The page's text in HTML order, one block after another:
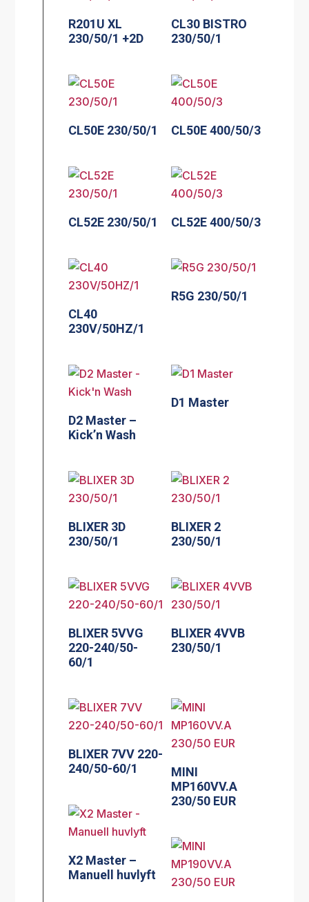
R201U XL
230/50/1 +2D
CL30 BISTRO
230/50/1
CL50E 230/50/1 CL50E 400/50/3
CL52E 230/50/1 CL52E 400/50/3
CL40
230V/50HZ/1
R5G 230/50/1
D2 Master –
Kick’n Wash
D1 Master
BLIXER 3D
230/50/1
BLIXER 2
230/50/1
BLIXER 5VVG
220-240/50-
60/1
BLIXER 4VVB
230/50/1
BLIXER 7VV 220-
240/50-60/1
MINI
MP160VV.A
230/50 EUR
X2 Master –
Manuell huvlyft